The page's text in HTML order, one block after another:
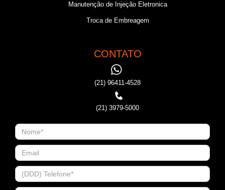
Manutenção de Injeção Eletronica
Troca de Embreagem
CONTATO
(21) 96411-4528
(21) 3979-5000